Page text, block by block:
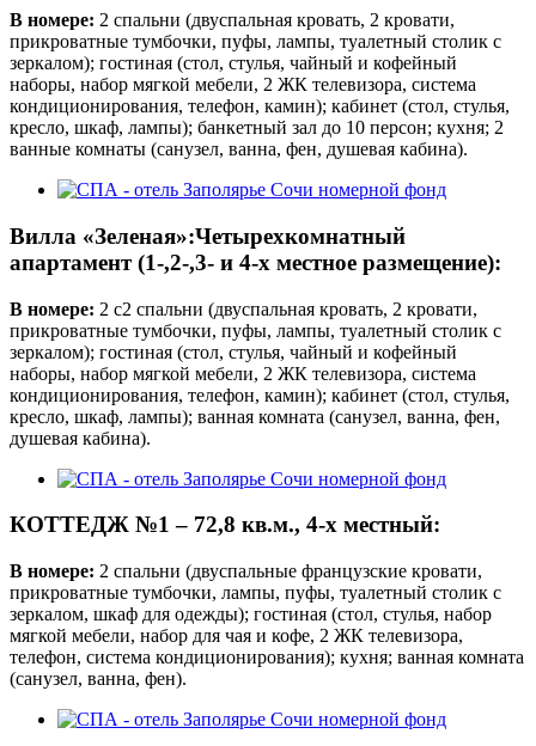
В номере: 2 спальни (двуспальная кровать, 2 кровати,
прикроватные тумбочки, пуфы, лампы, туалетный столик с
зеркалом); гостиная (стол, стулья, чайный и кофейный
наборы, набор мягкой мебели, 2 ЖК телевизора, система
кондиционирования, телефон, камин); кабинет (стол, стулья,
кресло, шкаф, лампы); банкетный зал до 10 персон; кухня; 2
ванные комнаты (санузел, ванна, фен, душевая кабина).
Вилла «Зеленая»:Четырехкомнатный
апартамент (1-,2-,3- и 4-х местное размещение):
В номере: 2 с2 спальни (двуспальная кровать, 2 кровати,
прикроватные тумбочки, пуфы, лампы, туалетный столик с
зеркалом); гостиная (стол, стулья, чайный и кофейный
наборы, набор мягкой мебели, 2 ЖК телевизора, система
кондиционирования, телефон, камин); кабинет (стол, стулья,
кресло, шкаф, лампы); ванная комната (санузел, ванна, фен,
душевая кабина).
КОТТЕДЖ №1 – 72,8 кв.м., 4-х местный:
В номере: 2 спальни (двуспальные французские кровати,
прикроватные тумбочки, лампы, пуфы, туалетный столик с
зеркалом, шкаф для одежды); гостиная (стол, стулья, набор
мягкой мебели, набор для чая и кофе, 2 ЖК телевизора,
телефон, система кондиционирования); кухня; ванная комната
(санузел, ванна, фен).